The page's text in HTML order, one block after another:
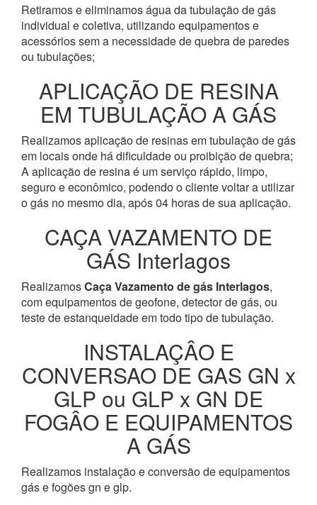
Retiramos e eliminamos água da tubulação de gás
individual e coletiva, utilizando equipamentos e
acessórios sem a necessidade de quebra de paredes
ou tubulações;
APLICAÇÃO DE RESINA
EM TUBULAÇÃO A GÁS
Realizamos aplicação de resinas em tubulação de gás
em locais onde há dificuldade ou proibição de quebra;
A aplicação de resina é um serviço rápido, limpo,
seguro e econômico, podendo o cliente voltar a utilizar
o gás no mesmo dia, após 04 horas de sua aplicação.
CAÇA VAZAMENTO DE
GÁS Interlagos
RealizamosCaça Vazamento de gás Interlagos,
com equipamentos de geofone, detector de gás, ou
teste de estanqueidade em todo tipo de tubulação.
INSTALAÇÂO E
CONVERSAO DE GAS GN x
GLP ou GLP x GN DE
FOGÂO E EQUIPAMENTOS
A GÁS
Realizamos instalação e conversão de equipamentos
gás e fogões gn e glp.